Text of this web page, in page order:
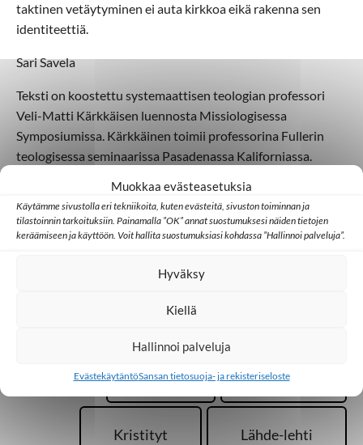
Muokkaa evästeasetuksia
Käytämme sivustolla eri tekniikoita, kuten evästeitä, sivuston toiminnan ja
tilastoinnin tarkoituksiin. Painamalla ”OK” annat suostumuksesi näiden tietojen
keräämiseen ja käyttöön. Voit hallita suostumuksiasi kohdassa ”Hallinnoi palveluja”.
Hyväksy
Kiellä
Hallinnoi palveluja
EvästekäytäntöSansan tietosuoja- ja rekisteriseloste
taktinen vetäytyminen ei auta kirkkoa eikä rakenna sen
identiteettiä.
Sari Savela
Teksti on koostettu systemaattisen teologian professori
Veli-Matti Kärkkäisen luennosta Missiologisessa
Symposiumissa. Kärkkäinen toimii professorina Fullerin
teologisessa seminaarissa Pasadenassa Kaliforniassa.
Lähde-lehdessä 3/2019.
Kirkko Koulutus
Kristityt Lähde-lehti